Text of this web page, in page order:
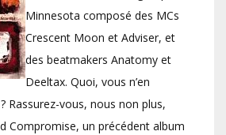
Minnesota composé des MCs
Crescent Moon et Adviser, et
des beatmakers Anatomy et
Deeltax. Quoi, vous n’en
Rassurez-vous, nous non plus,
Compromise, un précédent album